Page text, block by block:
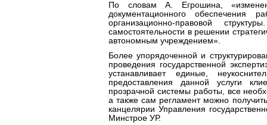
По словам А. Егрошина,
документационного обеспечения
организационно-правовой
самостоятельности в решении
автономным учреждением».
Более упорядоченной и
проведения государственной
устанавливает единые,
предоставления данной услуги
прозрачной системы работы, все
а также сам регламент можно
канцелярии Управления
Минстрое УР.